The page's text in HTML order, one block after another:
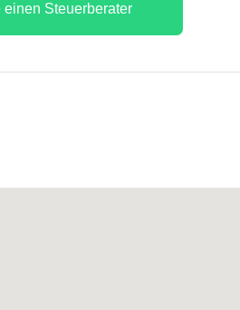
einen Steuerberater